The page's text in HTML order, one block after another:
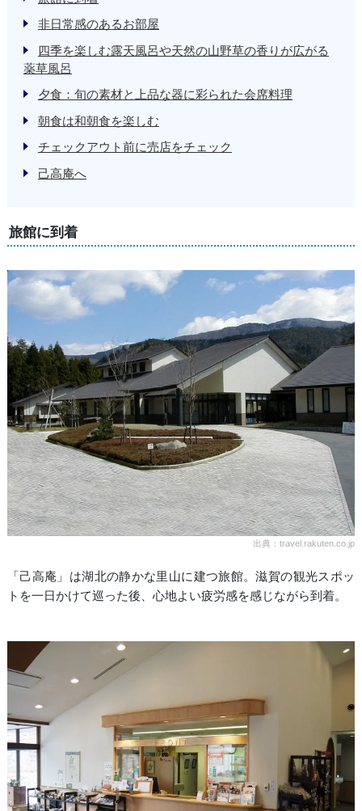
非日常感のあるお部屋
四季を楽しむ露天風呂や天然の山野草の香りが広がる
薬草風呂
夕食：旬の素材と上品な器に彩られた会席料理
朝食は和朝食を楽しむ
チェックアウト前に売店をチェック
己高庵へ
旅館に到着
出典：travel.rakuten.co.jp
「己高庵」は湖北の静かな里山に建つ旅館。滋賀の観光スポッ
トを一日かけて巡った後、心地よい疲労感を感じながら到着。